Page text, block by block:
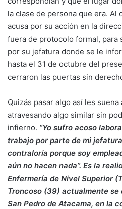
la clase de persona que era. Al
acusa por su acción en la
fuera de protocolo formal, para
por su jefatura donde se le
hasta el 31 de octubre del
cerraron las puertas sin
Quizás pasar algo así les
atravesando algo similar sin
infierno. “Yo sufro acoso
trabajo por parte de mi
contraloría porque soy
aún no hacen nada”. Es la
Enfermería de Nivel Superior
Troncoso (39) actualmente se
San Pedro de Atacama, en la